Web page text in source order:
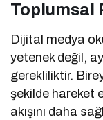
Toplumsal
Dijital medya
yetenek değil,
gerekliliktir.
şekilde hareket
akışını daha